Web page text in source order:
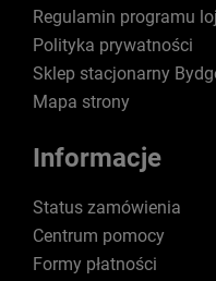
Regulamin programu
Polityka prywatności
Sklep stacjonarny
Mapa strony
Informacje
Status zamówienia
Centrum pomocy
Formy płatności